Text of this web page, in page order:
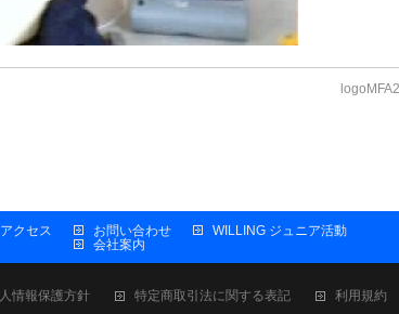
logoMFA2
アクセス
お問い合わせ
会社案内
WILLING ジュニア活動
情報保護方針 特定商取引法に関する表記 利用規約